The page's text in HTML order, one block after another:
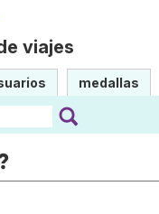
viajes
medallas